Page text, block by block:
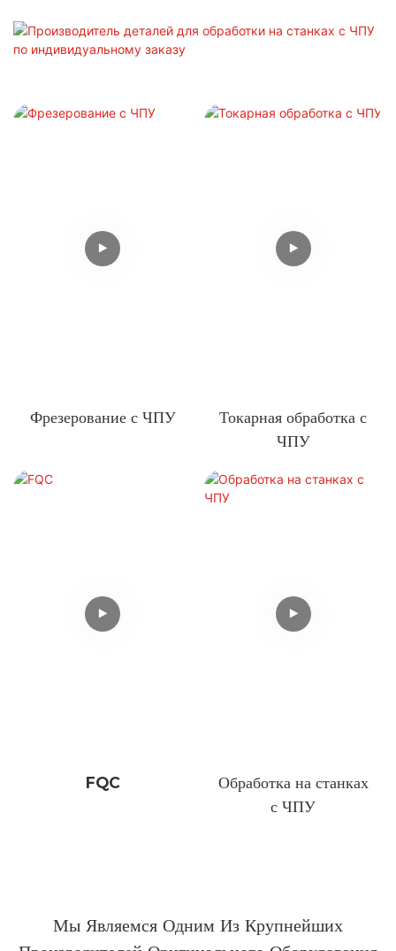
Фрезерование с ЧПУ
Токарная обработка с
ЧПУ
FQC
Обработка на станках
с ЧПУ
Мы Являемся Одним Из Крупнейших